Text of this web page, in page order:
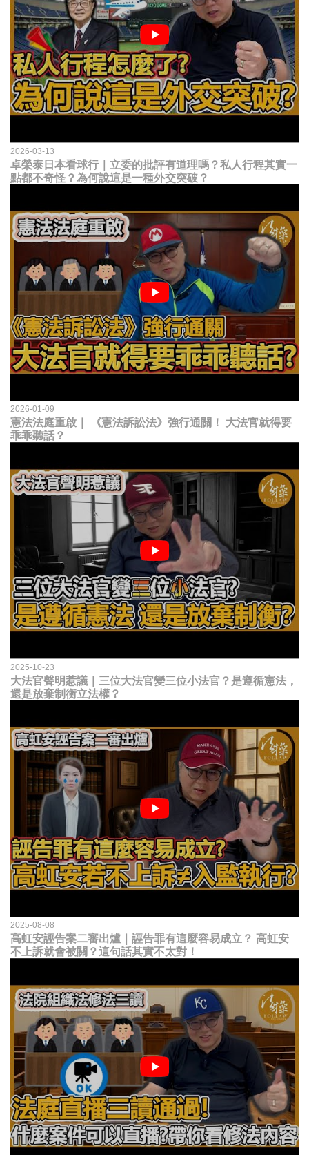
2026-03-13
卓榮泰日本看球行｜立委的批評有道理嗎？私人行程其實一
點都不奇怪？為何說這是一種外交突破？
2026-01-09
憲法法庭重啟｜ 《憲法訴訟法》強行通關！ 大法官就得要
乖乖聽話？
2025-10-23
大法官聲明惹議｜三位大法官變三位小法官？是遵循憲法，
還是放棄制衡立法權？
2025-08-08
高虹安誣告案二審出爐｜誣告罪有這麼容易成立？ 高虹安
不上訴就會被關？這句話其實不太對！